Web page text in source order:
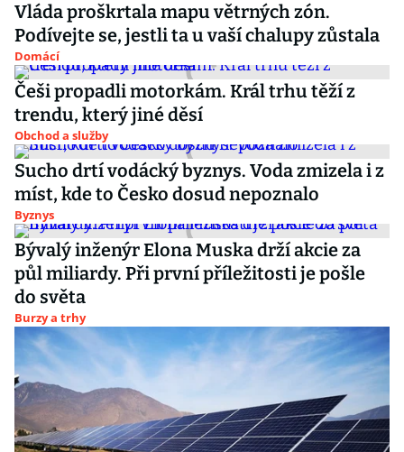
Vláda proškrtala mapu větrných zón.
Podívejte se, jestli ta u vaší chalupy zůstala
Domácí
Češi propadli motorkám. Král trhu těží z
trendu, který jiné děsí
Obchod a služby
Sucho drtí vodácký byznys. Voda zmizela i z
míst, kde to Česko dosud nepoznalo
Byznys
Bývalý inženýr Elona Muska drží akcie za
půl miliardy. Při první příležitosti je pošle
do světa
Burzy a trhy